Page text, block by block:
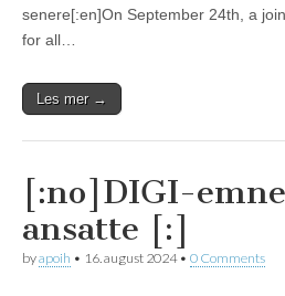
senere[:en]On September 24th, a
for all…
Les mer →
[:no]DIGI-
ansatte [:]
byapoih • 16. august 2024• 0 Comments